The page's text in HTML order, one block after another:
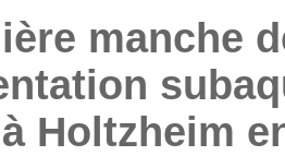
manche
Holtzheim